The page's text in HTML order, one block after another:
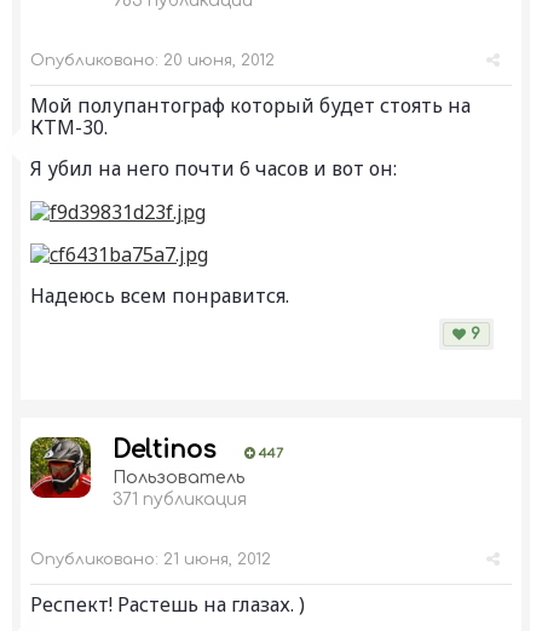
Опубликовано: 20 июня, 2012
Мой полупантограф который будет стоять на
КТМ-30.
Я убил на него почти 6 часов и вот он:
Надеюсь всем понравится.
9
Deltinos 447
Пользователь
371 публикация
Опубликовано: 21 июня, 2012
Респект! Растешь на глазах. )